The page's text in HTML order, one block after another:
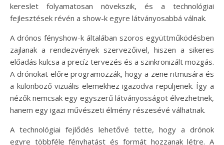
kereslet folyamatosan növekszik, és a technológiai
fejlesztések révén a show-k egyre látványosabbá válnak.
A drónos fényshow-k általában szoros együttműködésben
zajlanak a rendezvények szervezőivel, hiszen a sikeres
előadás kulcsa a precíz tervezés és a szinkronizált mozgás.
A drónokat előre programozzák, hogy a zene ritmusára és
a különböző vizuális elemekhez igazodva repüljenek. Így a
nézők nemcsak egy egyszerű látványosságot élvezhetnek,
hanem egy igazi művészeti élmény részesévé válhatnak.
A technológiai fejlődés lehetővé tette, hogy a drónok
egyre többféle fényhatást és formát hozzanak létre. A